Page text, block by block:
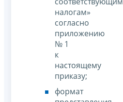
налогам»
согласно
приложению
№ 1
к
настоящему
приказу;
формат